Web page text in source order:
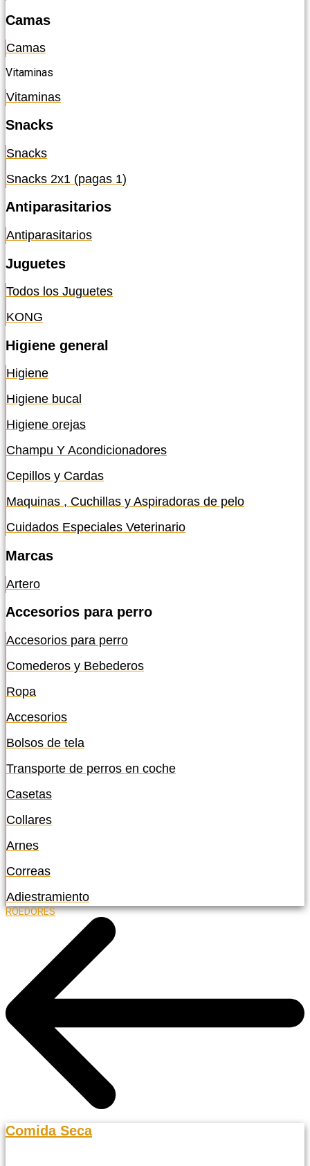
Camas
Camas
Vitaminas
Vitaminas
Snacks
Snacks
Snacks 2x1 (pagas 1)
Antiparasitarios
Antiparasitarios
Juguetes
Todos los Juguetes
KONG
Higiene general
Higiene
Higiene bucal
Higiene orejas
Champu Y Acondicionadores
Cepillos y Cardas
Maquinas , Cuchillas y Aspiradoras de pelo
Cuidados Especiales Veterinario
Marcas
Artero
Accesorios para perro
Accesorios para perro
Comederos y Bebederos
Ropa
Accesorios
Bolsos de tela
Transporte de perros en coche
Casetas
Collares
Arnes
Correas
Adiestramiento
ROEDORES
Comida Seca